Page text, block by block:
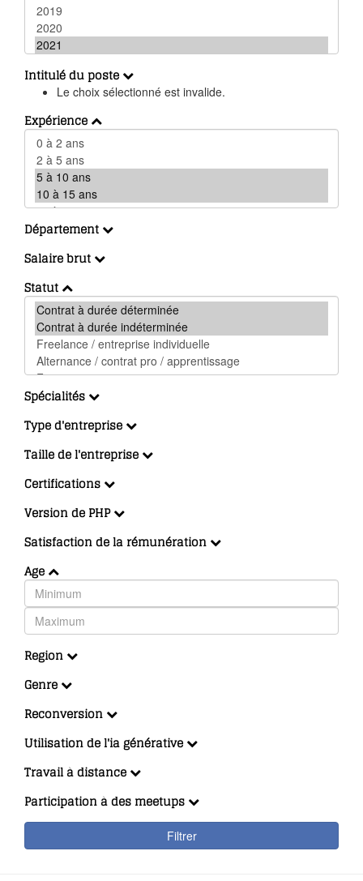
Intitulé du poste
Le choix sélectionné est invalide.
Expérience
Département
Salaire brut
Statut
Spécialités
Type d'entreprise
Taille de l'entreprise
Certifications
Version de PHP
Satisfaction de la rémunération
Age
Region
Genre
Reconversion
Utilisation de l'ia générative
Travail à distance
Participation à des meetups
Filtrer